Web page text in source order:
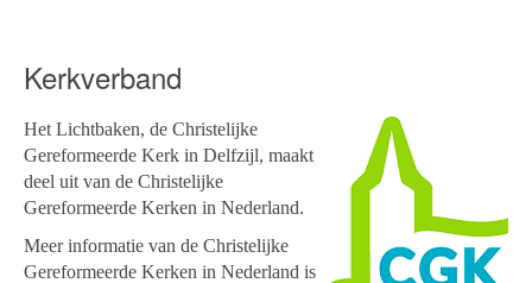
Kerkverband
Het Lichtbaken, de Christelijke
Gereformeerde Kerk in Delfzijl, maakt
deel uit van de Christelijke
Gereformeerde Kerken in Nederland.
Meer informatie van de Christelijke
Gereformeerde Kerken in Nederland is